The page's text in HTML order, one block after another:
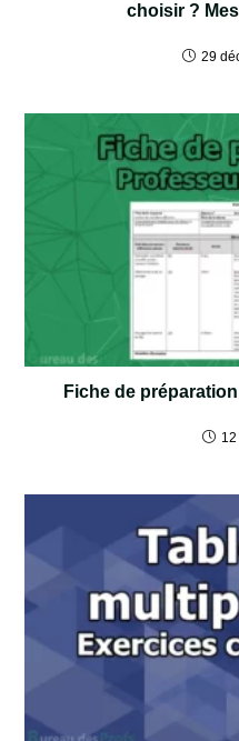
choisir ?
29
Fiche de